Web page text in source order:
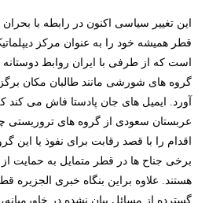
این تغییر سیاسی اکنون در رابطه با
قطر همیشه خود را به عنوان مرکز
است که از طرفی با ایران روابط
گروه های شورشی مانند طالبان مکان
آورد. ایمیل های جان پادستا فاش می کند
عربستان سعودی از گروه های
اقدام را با قصد رقابت برای نفوذ یا
برخی جناح ها در قطر متمایل به حمایت از
هستند. علاوه براین بنگاه خبری الجزیره
گسترده از مسائل بیان نشده در